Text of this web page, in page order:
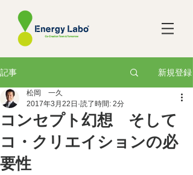
記事 新規登録
コンセプト幻想 そして
コ・クリエイションの必
要性
松岡 一久
2017年3月22日 読了時間: 2分